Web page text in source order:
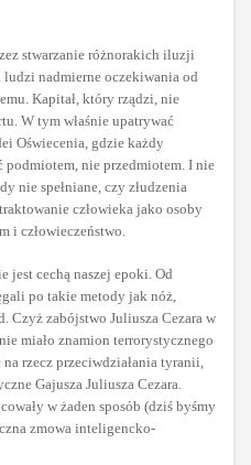
stwarzanie różnorakich iluzji
ludzi nadmierne oczekiwania od
Kapitał, który rządzi, nie
W tym właśnie upatrywać
Oświecenia, gdzie każdy
podmiotem, nie przedmiotem. I nie
nie spełniane, czy złudzenia
człowieka jako osoby
i człowieczeństwo.
jest cechą naszej epoki. Od
po takie metody jak nóż,
Czyż zabójstwo Juliusza Cezara w
miało znamion terrorystycznego
rzecz przeciwdziałania tyranii,
Gajusza Juliusza Cezara.
w żaden sposób (dziś byśmy
zmowa inteligencko-